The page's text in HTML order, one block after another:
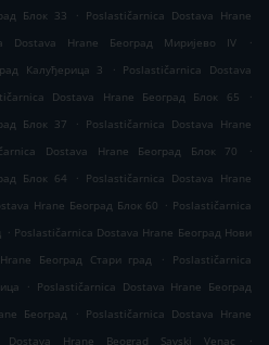
Блок 33
. Poslastičarnica Dostava Hrane
Dostava Hrane Београд Миријево IV
.
Калуђерица 3
. Poslastičarnica Dostava
Dostava Hrane Београд Блок 65
.
Блок 37
. Poslastičarnica Dostava Hrane
Dostava Hrane Београд Блок 70
.
Блок 64
. Poslastičarnica Dostava Hrane
Hrane Београд Блок 60 . Poslastičarnica
. Poslastičarnica Dostava Hrane Београд Нови
Београд Стари град .
Poslastičarnica
. Poslastičarnica Dostava Hrane Београд
Београд . Poslastičarnica Dostava Hrane
Dostava Hrane Beograd Savski Venac
.